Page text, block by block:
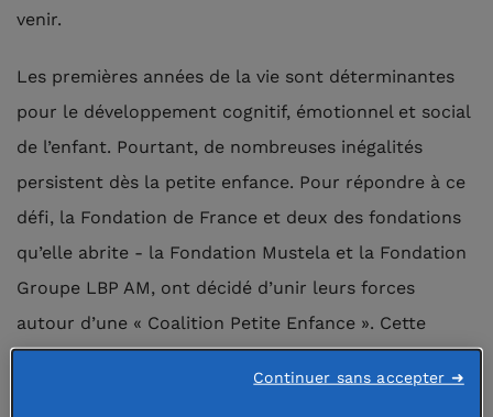
venir.
Les premières années de la vie sont déterminantes
pour le développement cognitif, émotionnel et social
de l’enfant. Pourtant, de nombreuses inégalités
persistent dès la petite enfance. Pour répondre à ce
défi, la Fondation de France et deux des fondations
qu’elle abrite - la Fondation Mustela et la Fondation
Groupe LBP AM, ont décidé d’unir leurs forces
autour d’une « Coalition Petite Enfance ». Cette
initiative collaborative vise à renforcer
l’accompagnement des jeunes enfants et de leurs
Continuer sans accepter ➜